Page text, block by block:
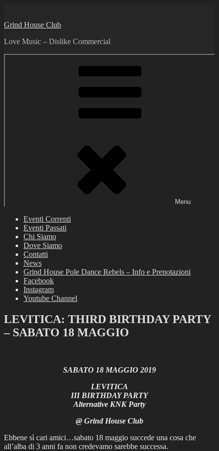
content
Grind House Club
Love Music – Dislike Commercial
Menu
Eventi Correnti
Eventi Passati
Chi Siamo
Dove Siamo
Contatti
News
Grind House Pole Dance Rebels – Info e Prenotazioni
Facebook
Instagram
Youtube Channel
LEVITICA: THIRD BIRTHDAY PARTY
– SABATO 18 MAGGIO
SABATO 18 MAGGIO 2019
LEVITICA
III BIRTHDAY PARTY
Alternative KNK Party
@ Grind House Club
Ebbene sì cari amici…sabato 18 maggio succede una cosa che
all’alba di 3 anni fa non credevamo sarebbe successa.